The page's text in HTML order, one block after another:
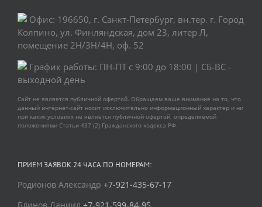
Офис: 196650, г. Санкт-Петербург, вн.тер. г. Город
Колпино, ул. Финляндская, дом 23, литер Л,
помещение 2Н/3Н/4Н, оф. 52
График работы: ПН-ПТ с 9:00 до 18:00 | СБ-ВС -
выходной день
Сайт не является публичной офертой. Обращаем ваше внимание на то, что
данный интернет-сайт носит исключительно информационный характер и ни
при каких условиях не является публичной офертой, определяемой
положениями Статьи 437 (2) Гражданского кодекса РФ.
ПРИЕМ ЗАЯВОК 24 ЧАСА ПО НОМЕРАМ:
Родионов Александр +7-921-435-67-17